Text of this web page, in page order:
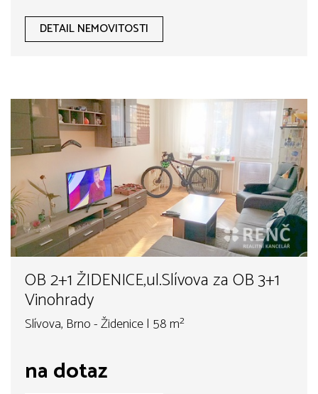
DETAIL NEMOVITOSTI
OB 2+1 ŽIDENICE,ul.Slívova za OB 3+1
Vinohrady
Slívova, Brno - Židenice | 58 m²
na dotaz